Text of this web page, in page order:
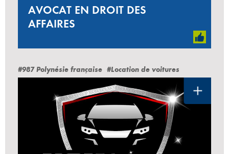
AVOCAT EN DROIT DES
AFFAIRES
#987 Polynésie française #Location de voitures